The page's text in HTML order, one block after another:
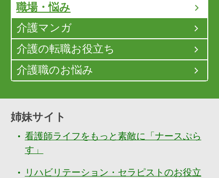
職場・悩み
介護マンガ
介護の転職お役立ち
介護職のお悩み
姉妹サイト
看護師ライフをもっと素敵に「ナースぷら
す」
リハビリテーション・セラピストのお役立